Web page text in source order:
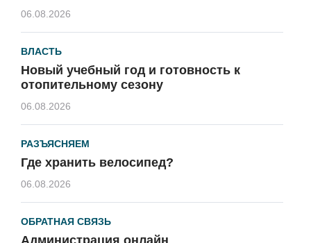
06.08.2026
ВЛАСТЬ
Новый учебный год и готовность к
отопительному сезону
06.08.2026
РАЗЪЯСНЯЕМ
Где хранить велосипед?
06.08.2026
ОБРАТНАЯ СВЯЗЬ
Администрация онлайн